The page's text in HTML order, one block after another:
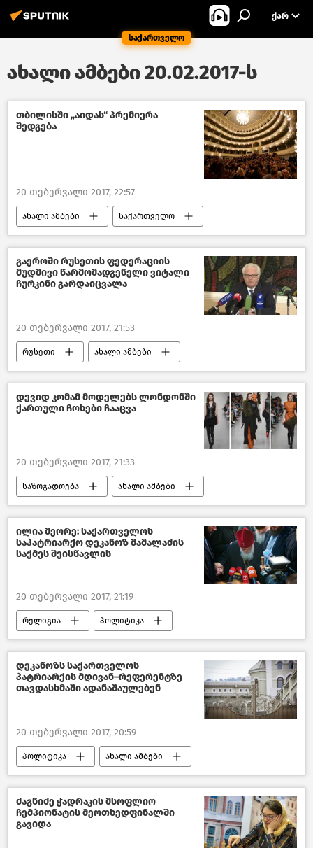
საქართველო
ᲥᲐᲠ
ახალი ამბები 20.02.2017-ს
თბილისში „აიდას“ პრემიერა
შედგება
20 თებერვალი 2017, 22:57
ახალი ამბები საქართველო
კულტურა საქართველოში
გაეროში რუსეთის ფედერაციის
მუდმივი წარმომადგენელი ვიტალი
ჩურკინი გარდაიცვალა
20 თებერვალი 2017, 21:53
რუსეთი ახალი ამბები
დევიდ კომამ მოდელებს ლონდონში
ქართული ჩოხები ჩააცვა
20 თებერვალი 2017, 21:33
საზოგადოება ახალი ამბები
საქართველო
ილია მეორე: საქართველოს
საპატრიარქო დეკანოზ მამალაძის
საქმეს შეისწავლის
20 თებერვალი 2017, 21:19
რელიგია პოლიტიკა
სკანდალი საქართველოს საპატრიარქოში–2018
საქართველო
დეკანოზს საქართველოს
პატრიარქის მდივან–რეფერენტზე
თავდასხმაში ადანაშაულებენ
20 თებერვალი 2017, 20:59
პოლიტიკა ახალი ამბები
TV იმედი საქართველო
ძაგნიძე ჭადრაკის მსოფლიო
ჩემპიონატის მეოთხედფინალში
გავიდა